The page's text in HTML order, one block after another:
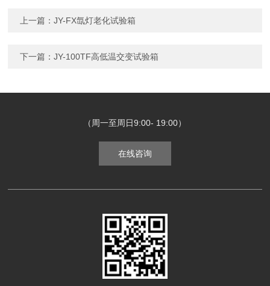
上一篇：JY-FX氙灯老化试验箱
下一篇：JY-100TF高低温交变试验箱
（周一至周日9:00- 19:00）
在线咨询